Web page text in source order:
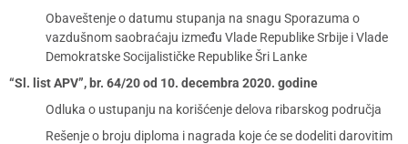
Obaveštenje o datumu stupanja na snagu Sporazuma o
vazdušnom saobraćaju između Vlade Republike Srbije i Vlade
Demokratske Socijalističke Republike Šri Lanke
“Sl. list APV”, br. 64/20 od 10. decembra 2020. godine
Odluka o ustupanju na korišćenje delova ribarskog područja
Rešenje o broju diploma i nagrada koje će se dodeliti darovitim